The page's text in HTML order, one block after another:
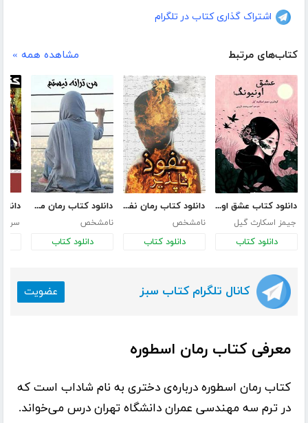
اشتراک گذاری کتاب در تلگرام
کتاب‌های مرتبط مشاهده همه »
دانلود کتاب عشق اونیونگ
جیمز اسکارث گیل
دانلود کتاب
دانلود کتاب رمان نفوذ ناپذیر
نامشخص
دانلود کتاب
دانلود کتاب رمان من ترانه نیستم
نامشخص
دانلود کتاب
سر
کانال تلگرام کتاب سبز عضویت
معرفی کتاب رمان اسطوره
کتاب رمان اسطوره درباره‌ی دختری به نام شاداب است که
در ترم سه مهندسی عمران دانشگاه تهران درس می‌خواند.